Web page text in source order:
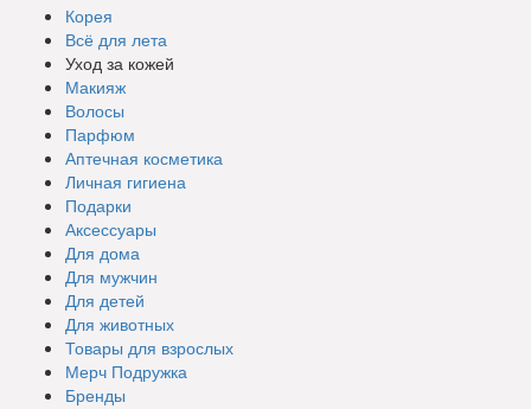
Корея
Всё для лета
Уход за кожей
Макияж
Волосы
Парфюм
Аптечная косметика
Личная гигиена
Подарки
Аксессуары
Для дома
Для мужчин
Для детей
Для животных
Товары для взрослых
Мерч Подружка
Бренды